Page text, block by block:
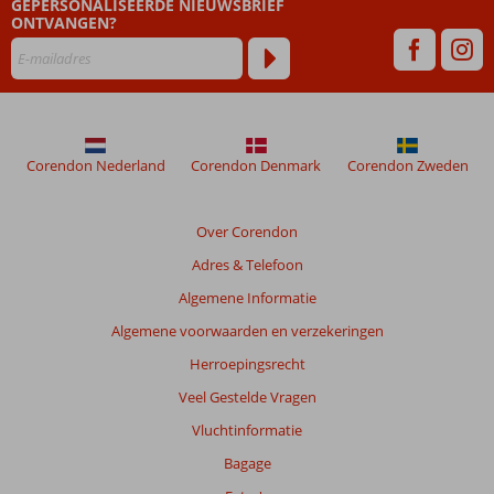
die
ouder
48
worden
niet
getoonde
GEPERSONALISEERDE NIEUWSBRIEF
ONTVANGEN?
Over Corendon
Adres & Telefoon
Algemene Informatie
Algemene voorwaarden en verzekeringen
Herroepingsrecht
Veel Gestelde Vragen
Vluchtinformatie
Bagage
Corendon Nederland Corendon Denmark Corendon Zweden